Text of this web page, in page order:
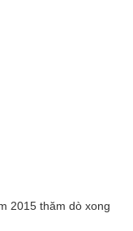
2015 thăm dò xong